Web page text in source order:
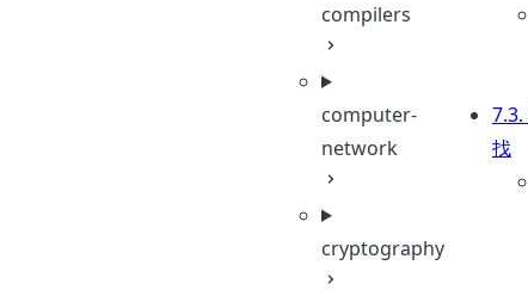
compilers
computer-
network
cryptography
找